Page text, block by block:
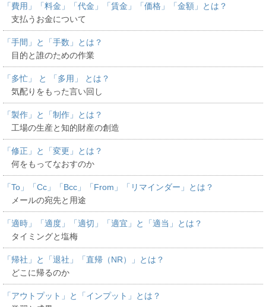
「費用」「料金」「代金」「賃金」「価格」「金額」とは？
支払うお金について
「手間」と「手数」とは？
目的と誰のための作業
「多忙」 と 「多用」 とは？
気配りをもった言い回し
「製作」と「制作」とは？
工場の生産と知的財産の創造
「修正」と「変更」とは？
何をもってなおすのか
「To」「Cc」「Bcc」「From」「リマインダー」とは？
メールの宛先と用途
「適時」「適度」「適切」「適宜」と「適当」とは？
タイミングと塩梅
「帰社」と「退社」「直帰（NR）」とは？
どこに帰るのか
「アウトプット」と「インプット」とは？